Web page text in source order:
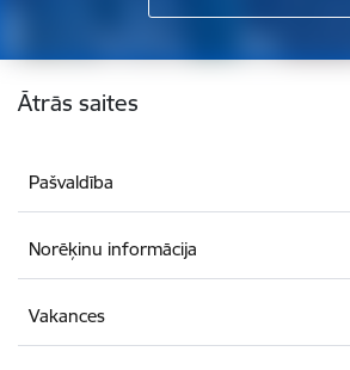
Kājene
Ātrās saites
Pašvaldība
Norēķinu informācija
Vakances